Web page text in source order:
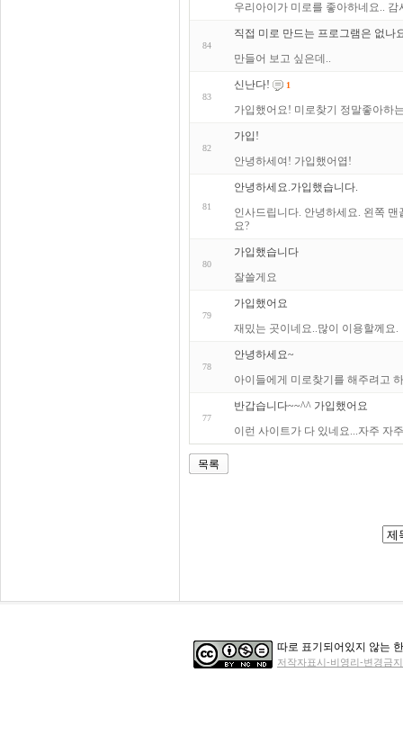
우리아이가 미로를 좋아하네요.. 감
84
직접 미로 만드는 프로그램은 없나
만들어 보고 싶은데..
83
신난다! 1
가입했어요! 미로찾기 정말좋아하
82
가입!
안녕하세여! 가입했어엽!
81
안녕하세요.가입했습니다.
인사드립니다. 안녕하세요. 왼쪽
요?
80
가입했습니다
잘쓸게요
79
가입했어요
재밌는 곳이네요..많이 이용할께요.
78
안녕하세요~
아이들에게 미로찾기를 해주려고
77
반갑습니다~~^^ 가입했어요
이런 사이트가 다 있네요...자주 자
목록
따로 표기되어있지 않는
저작자표시-비영리-변경금